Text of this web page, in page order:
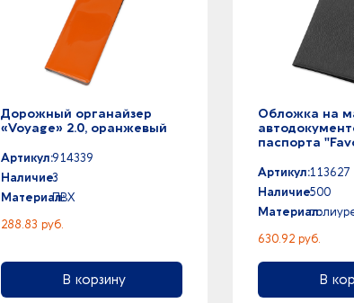
Дорожный органайзер
«Voyage» 2.0, оранжевый
Артикул:914339
Наличие:
3
Материал:ПВХ
288.83 руб.
В корзину
Обложка на
паспорта
Артикул:113627
Наличие:500
Материал:
630.92 руб.
В